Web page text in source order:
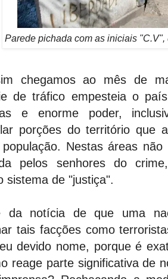
Parede pichada com as iniciais
chegamos ao mês de
de tráfico empesteia o
e enorme poder,
porções do território que
população. Nestas áreas
pelos senhores do
sistema de "justiça".
da notícia de que uma
tais facções como
devido nome, porque é
reage parte significativa de